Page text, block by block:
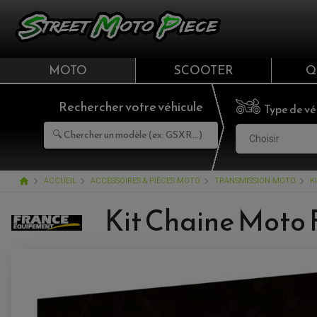
MOTO SCOOTER
Rechercher votre véhicule Type de
Choisir
home ACCUEIL ACCESSOIRES & PIÈCES MOTO TRANSMISSION MOTO
Kit Chaine Moto